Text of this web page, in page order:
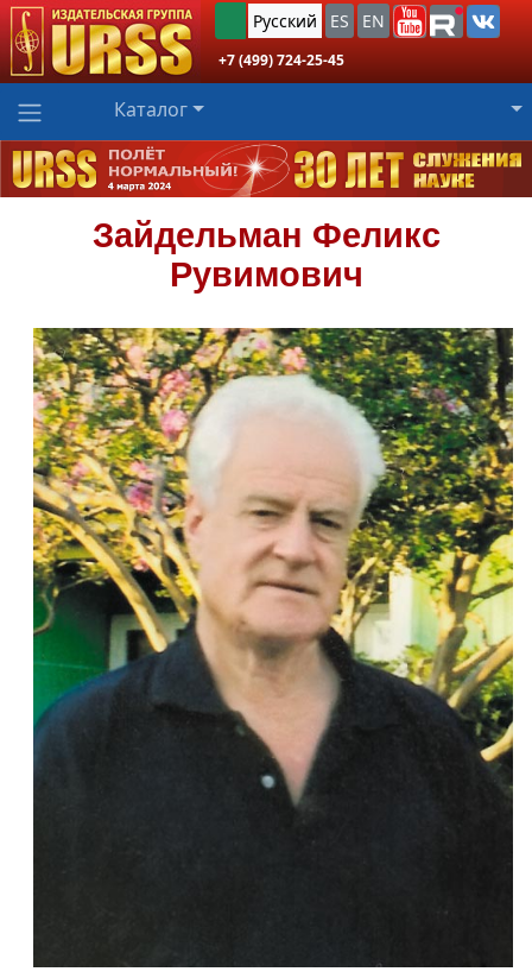
Русский ES EN
+7 (499) 724-25-45
Каталог
Зайдельман Феликс
Рувимович